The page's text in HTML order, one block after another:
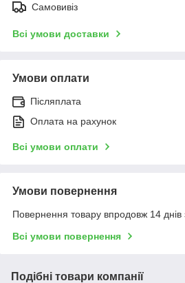
Самовивіз
Всі умови доставки
Умови оплати
Післяплата
Оплата на рахунок
Всі умови оплати
Умови повернення
Повернення товару впродовж 14 днів
Всі умови повернення
Подібні товари компанії